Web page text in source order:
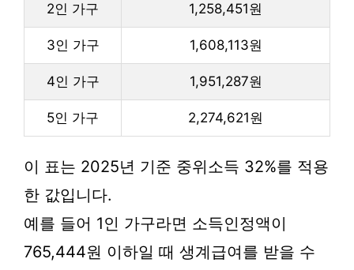
2인 가구 1,258,451원
3인 가구 1,608,113원
4인 가구 1,951,287원
5인 가구 2,274,621원
이 표는 2025년 기준 중위소득 32%를 적용
한 값입니다.
예를 들어 1인 가구라면 소득인정액이
765,444원 이하일 때 생계급여를 받을 수